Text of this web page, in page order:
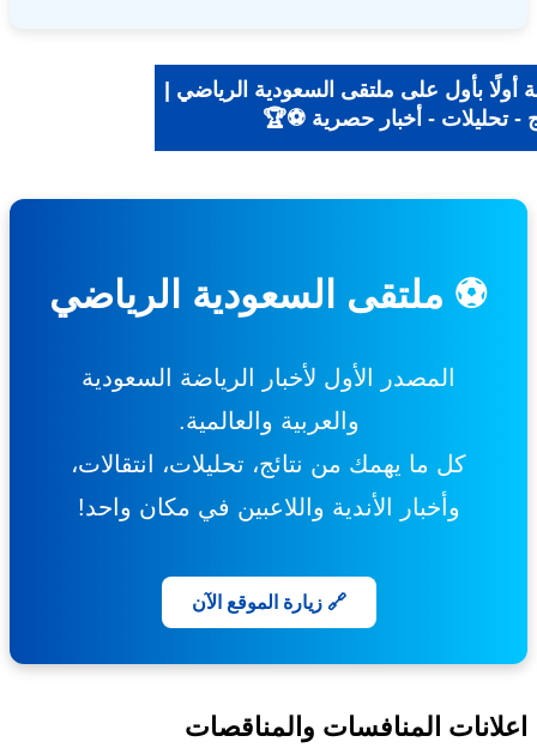
أولًا بأول على ملتقى السعودية الرياضي |
- تحليلات - أخبار حصرية ⚽🏆
⚽ ملتقى السعودية الرياضي
المصدر الأول لأخبار الرياضة السعودية
والعربية والعالمية.
كل ما يهمك من نتائج، تحليلات، انتقالات،
وأخبار الأندية واللاعبين في مكان واحد!
🔗 زيارة الموقع الآن
المنافسات والمناقصات